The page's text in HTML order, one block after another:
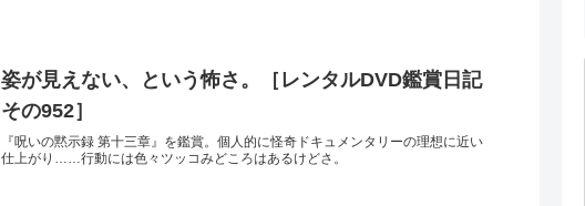
姿が見えない、という怖さ。［レンタルDVD鑑賞日記
その952］
『呪いの黙示録 第十三章』を鑑賞。個人的に怪奇ドキュメンタリーの理想に近い
仕上がり……行動には色々ツッコみどころはあるけどさ。